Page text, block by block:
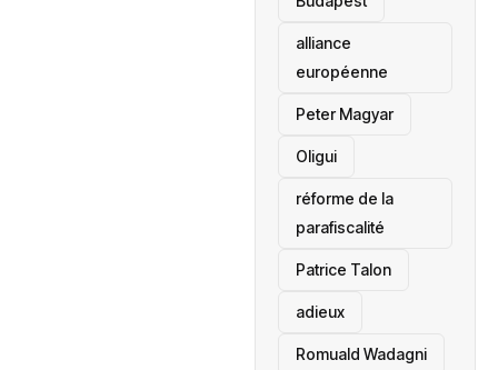
alliance
européenne
Peter Magyar
Oligui
réforme de la
parafiscalité
Patrice Talon
adieux
Romuald Wadagni